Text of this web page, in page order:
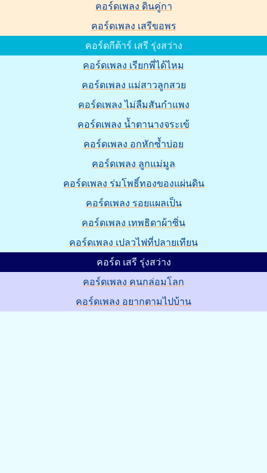
คอร์ดเพลง ดินคู่กา
คอร์ดเพลง เสรีขอพร
คอร์ดกีต้าร์ เสรี รุ่งสว่าง
คอร์ดเพลง เรียกพี่ได้ไหม
คอร์ดเพลง แม่สาวลูกสวย
คอร์ดเพลง ไม่ลืมสันกำแพง
คอร์ดเพลง น้ำตานางจระเข้
คอร์ดเพลง อกหักซ้ำบ่อย
คอร์ดเพลง ลูกแม่มูล
คอร์ดเพลง ร่มโพธิ์ทองของแผ่นดิน
คอร์ดเพลง รอยแผลเป็น
คอร์ดเพลง เทพธิดาผ้าซิ่น
คอร์ดเพลง เปลวไฟที่ปลายเทียน
คอร์ด เสรี รุ่งสว่าง
คอร์ดเพลง คนกล่อมโลก
คอร์ดเพลง อยากตามไปบ้าน